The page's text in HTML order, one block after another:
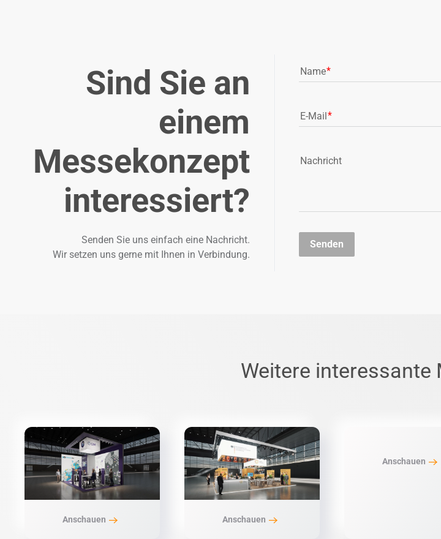
Sind Sie an
einem
Messekonzept
interessiert?
Senden Sie uns einfach eine Nachricht.
Wir setzen uns gerne mit Ihnen in Verbindung.
Name
E-Mail
Nachricht
Senden
Weitere interessante
Anschauen Anschauen
Anschauen